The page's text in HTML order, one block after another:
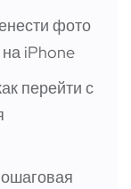
фото
iPhone
перейти с